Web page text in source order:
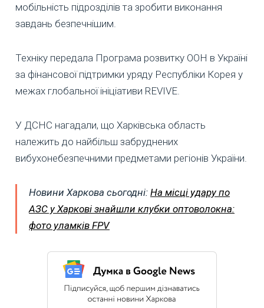
мобільність підрозділів та зробити виконання
завдань безпечнішим.
Техніку передала Програма розвитку ООН в Україні
за фінансової підтримки уряду Республіки Корея у
межах глобальної ініціативи REVIVE.
У ДСНС нагадали, що Харківська область
належить до найбільш забруднених
вибухонебезпечними предметами регіонів України.
Новини Харкова сьогодні: На місці удару по
АЗС у Харкові знайшли клубки оптоволокна:
фото уламків FPV